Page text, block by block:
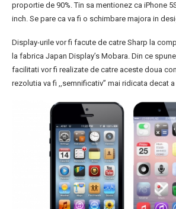
proportie de 90%. Tin sa mentionez ca iPhone
inch. Se pare ca va fi o schimbare majora in
Display-urile vor fi facute de catre Sharp la
la fabrica Japan Display’s Mobara. Din ce
facilitati vor fi realizate de catre aceste doua
rezolutia va fi ,,semnificativ” mai ridicata decat